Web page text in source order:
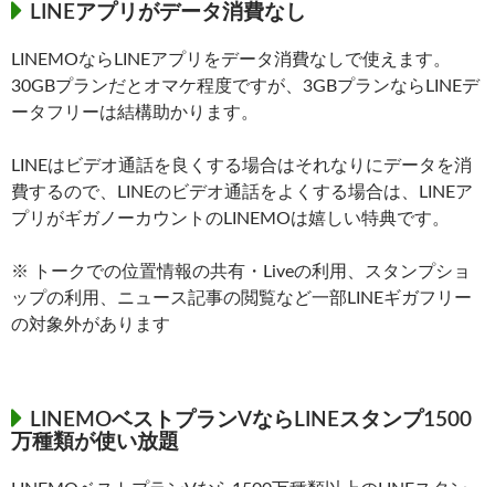
LINEアプリがデータ消費なし
LINEMOならLINEアプリをデータ消費なしで使えます。
30GBプランだとオマケ程度ですが、3GBプランならLINEデ
ータフリーは結構助かります。
LINEはビデオ通話を良くする場合はそれなりにデータを消
費するので、LINEのビデオ通話をよくする場合は、LINEア
プリがギガノーカウントのLINEMOは嬉しい特典です。
※ トークでの位置情報の共有・Liveの利用、スタンプショ
ップの利用、ニュース記事の閲覧など一部LINEギガフリー
の対象外があります
LINEMOベストプランVならLINEスタンプ1500
万種類が使い放題